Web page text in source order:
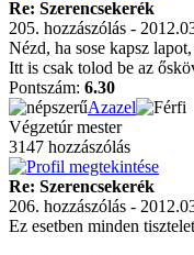
Re: Szerencsekerék
205. hozzászólás -
Nézd, ha sose kapsz
Itt is csak tolod be az
Pontszám: 6.30
Azazel
Végzetúr mester
3147 hozzászólás
Re: Szerencsekerék
206. hozzászólás -
Ez esetben minden